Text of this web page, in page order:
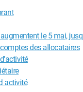
le 5 mai,
des allocataires
activité